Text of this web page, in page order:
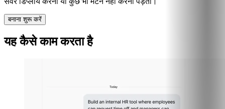
बनाना शुरू करें
यह कैसे काम करता है